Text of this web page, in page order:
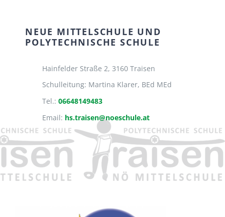
NEUE MITTELSCHULE UND
POLYTECHNISCHE SCHULE
Hainfelder Straße 2, 3160 Traisen
Schulleitung: Martina Klarer, BEd MEd
Tel.: 06648149483
Email: hs.traisen@noeschule.at